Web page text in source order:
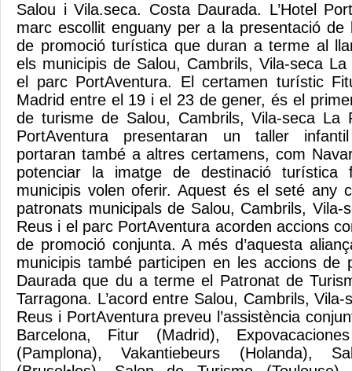
Salou i Vila.seca. Costa Daurada. L’Hotel
marc escollit enguany per a la presentació de
de promoció turística que duran a terme al
els municipis de Salou, Cambrils, Vila-seca
el parc PortAventura. El certamen turístic
Madrid entre el 19 i el 23 de gener, és el
de turisme de Salou, Cambrils, Vila-seca La
PortAventura presentaran un taller
portaran també a altres certamens, com
potenciar la imatge de destinació turística
municipis volen oferir. Aquest és el seté any
patronats municipals de Salou, Cambrils, Vila-
Reus i el parc PortAventura acorden accions
de promoció conjunta. A més d’aquesta
municipis també participen en les accions de
Daurada que du a terme el Patronat de
Tarragona. L’acord entre Salou, Cambrils,
Reus i PortAventura preveu l’assistència
Barcelona, Fitur (Madrid),
(Pamplona), Vakantiebeurs (Holanda),